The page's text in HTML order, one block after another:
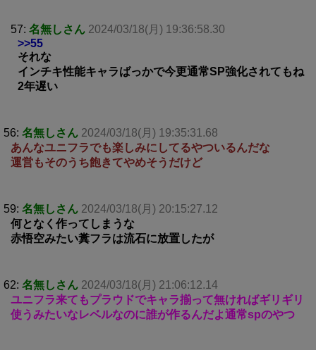
57: 名無しさん 2024/03/18(月) 19:36:58.30
>>55
それな
インチキ性能キャラばっかで今更通常SP強化されてもね
2年遅い
56: 名無しさん 2024/03/18(月) 19:35:31.68
あんなユニフラでも楽しみにしてるやついるんだな
運営もそのうち飽きてやめそうだけど
59: 名無しさん 2024/03/18(月) 20:15:27.12
何となく作ってしまうな
赤悟空みたい糞フラは流石に放置したが
62: 名無しさん 2024/03/18(月) 21:06:12.14
ユニフラ来てもプラウドでキャラ揃って無ければギリギリ
使うみたいなレベルなのに誰が作るんだよ通常spのやつ